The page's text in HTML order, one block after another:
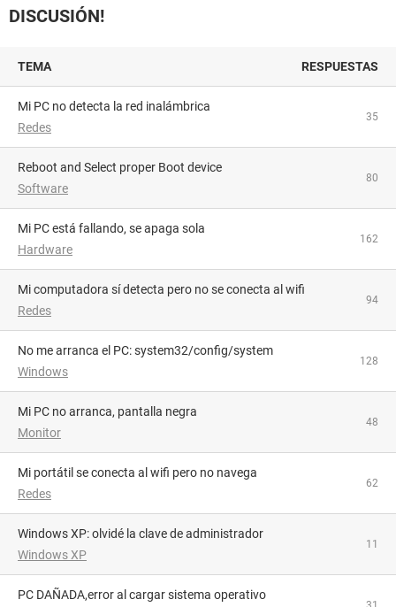
DISCUSIÓN!
TEMA RESPUESTAS
Mi PC no detecta la red inalámbrica
Redes
35
Reboot and Select proper Boot device
Software
80
Mi PC está fallando, se apaga sola
Hardware
162
Mi computadora sí detecta pero no se conecta al wifi
Redes
94
No me arranca el PC: system32/config/system
Windows
128
Mi PC no arranca, pantalla negra
Monitor
48
Mi portátil se conecta al wifi pero no navega
Redes
62
Windows XP: olvidé la clave de administrador
Windows XP
11
PC DAÑADA,error al cargar sistema operativo